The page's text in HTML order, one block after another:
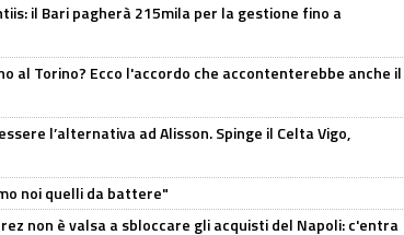
il Bari pagherà 215mila per la gestione fino a
al Torino? Ecco l'accordo che accontenterebbe anche il
l’alternativa ad Alisson. Spinge il Celta Vigo,
noi quelli da battere"
non è valsa a sbloccare gli acquisti del Napoli: c'entra